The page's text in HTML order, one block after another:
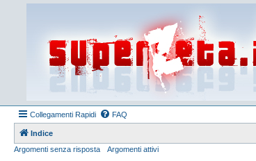
Collegamenti Rapidi FAQ
Indice
Argomenti senza risposta
Argomenti attivi